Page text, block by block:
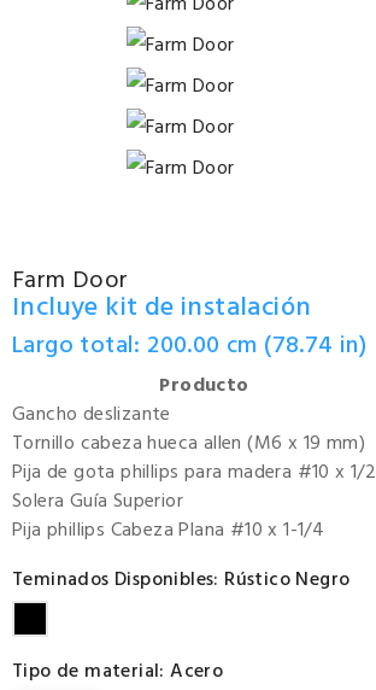
Farm Door
Incluye kit de instalación
Largo total: 200.00 cm (78.74 in)
Producto
Gancho deslizante
Tornillo cabeza hueca allen (M6 x 19 mm)
Pija de gota phillips para madera #10 x 1/2
Solera Guía Superior
Pija phillips Cabeza Plana #10 x 1-1/4
Teminados Disponibles: Rústico Negro
Negro
Tipo de material: Acero